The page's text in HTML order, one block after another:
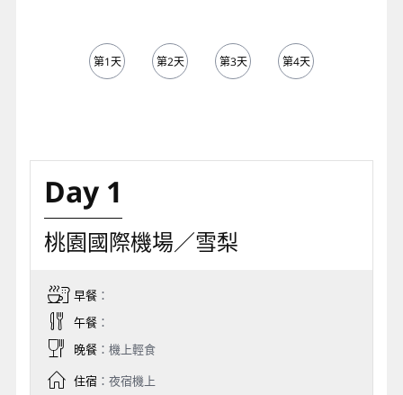
第1天 第2天 第3天 第4天
Day 1
桃園國際機場／雪梨
早餐：
午餐：
晚餐：機上輕食
住宿：夜宿機上